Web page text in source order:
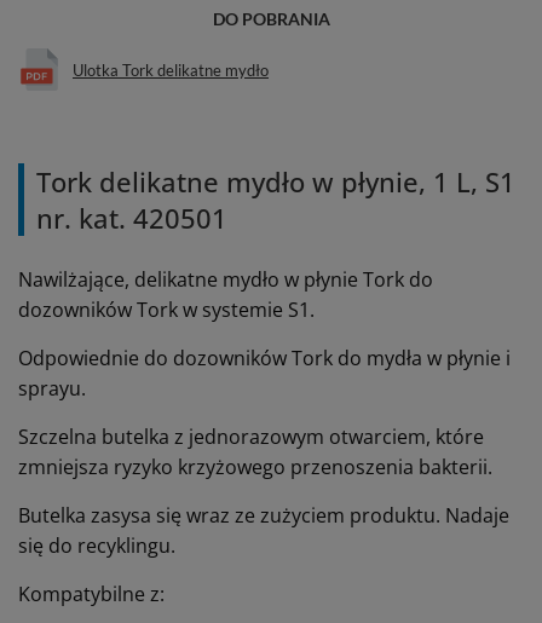
DO POBRANIA
Ulotka Tork delikatne mydło
Tork delikatne mydło w płynie, 1 L, S1
nr. kat. 420501
Nawilżające, delikatne mydło w płynie Tork do
dozowników Tork w systemie S1.
Odpowiednie do dozowników Tork do mydła w płynie i
sprayu.
Szczelna butelka z jednorazowym otwarciem, które
zmniejsza ryzyko krzyżowego przenoszenia bakterii.
Butelka zasysa się wraz ze zużyciem produktu. Nadaje
się do recyklingu.
Kompatybilne z: